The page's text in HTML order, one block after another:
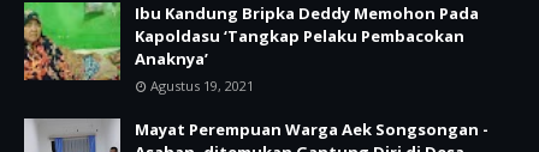
Ibu Kandung Bripka Deddy Memohon Pada
Kapoldasu ‘Tangkap Pelaku Pembacokan
Anaknya’
Agustus 19, 2021
Mayat Perempuan Warga Aek Songsongan -